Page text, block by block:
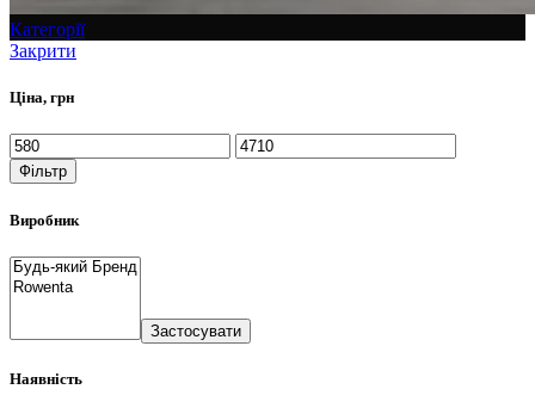
Категорії
Закрити
Ціна, грн
Фільтр
Виробник
Застосувати
Наявність